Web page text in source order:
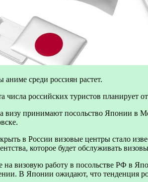
аниме среди россиян растет.
числа российских туристов планирует
визу принимают посольство Японии в
в России визовые центры стало
которое будет обслуживать
на визовую работу в посольстве РФ в
В Японии ожидают, что тенденция